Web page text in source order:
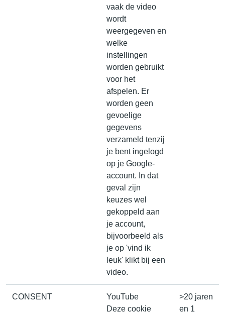
vaak de video
wordt
weergegeven en
welke
instellingen
worden gebruikt
voor het
afspelen. Er
worden geen
gevoelige
gegevens
verzameld tenzij
je bent ingelogd
op je Google-
account. In dat
geval zijn
keuzes wel
gekoppeld aan
je account,
bijvoorbeeld als
je op 'vind ik
leuk' klikt bij een
video.
CONSENT
YouTube
Deze cookie
>20 jaren
en 1